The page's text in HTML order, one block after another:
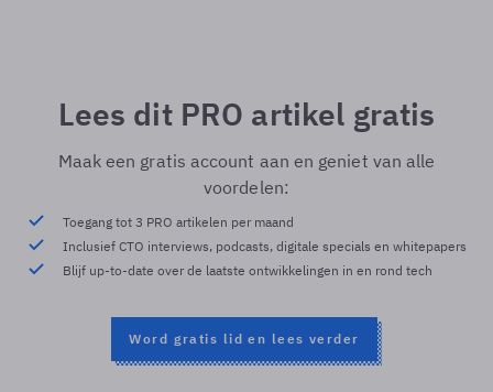
Lees dit PRO artikel gratis
Maak een gratis account aan en geniet van alle
voordelen:
Toegang tot 3 PRO artikelen per maand
Inclusief CTO interviews, podcasts, digitale specials en whitepapers
Blijf up-to-date over de laatste ontwikkelingen in en rond tech
Word gratis lid en lees verder